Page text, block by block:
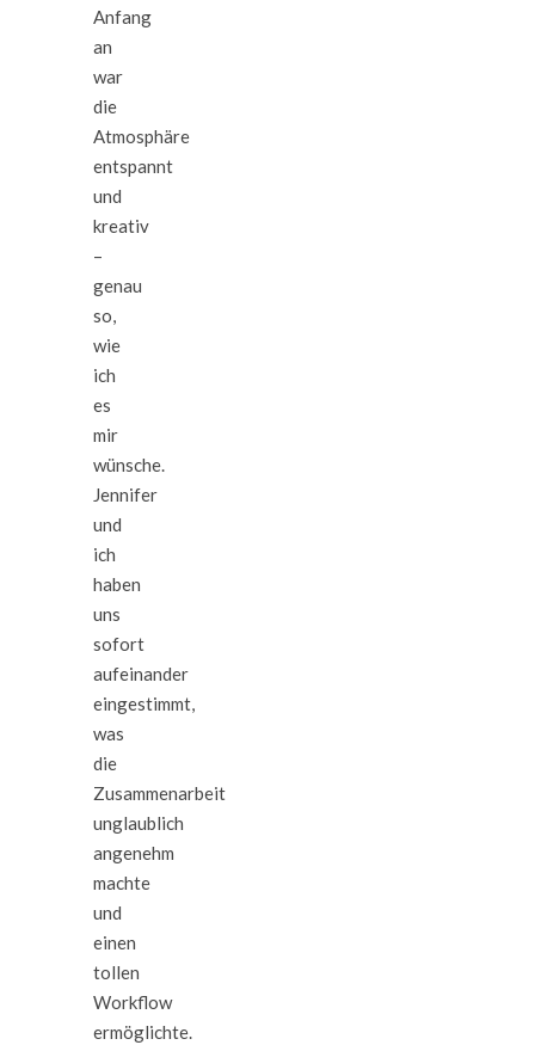
Anfang
an
war
die
Atmosphäre
entspannt
und
kreativ
–
genau
so,
wie
ich
es
mir
wünsche.
Jennifer
und
ich
haben
uns
sofort
aufeinander
eingestimmt,
was
die
Zusammenarbeit
unglaublich
angenehm
machte
und
einen
tollen
Workflow
ermöglichte.